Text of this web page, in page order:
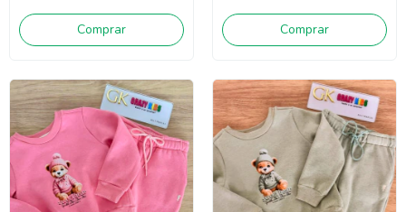
Comprar Comprar